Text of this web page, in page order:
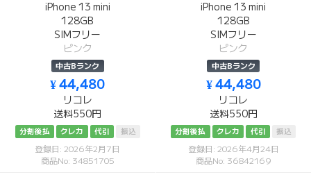
iPhone 13 mini
128GB
SIMフリー
ピンク
中古Bランク
¥ 44,480
リコレ
送料550円
分割後払 クレカ 代引 振込
登録日: 2026年2月7日
商品No: 34851705
iPhone 13 mini
128GB
SIMフリー
ピンク
中古Bランク
¥ 44,480
リコレ
送料550円
分割後払 クレカ 代引 振込
登録日: 2026年4月24日
商品No: 36842169